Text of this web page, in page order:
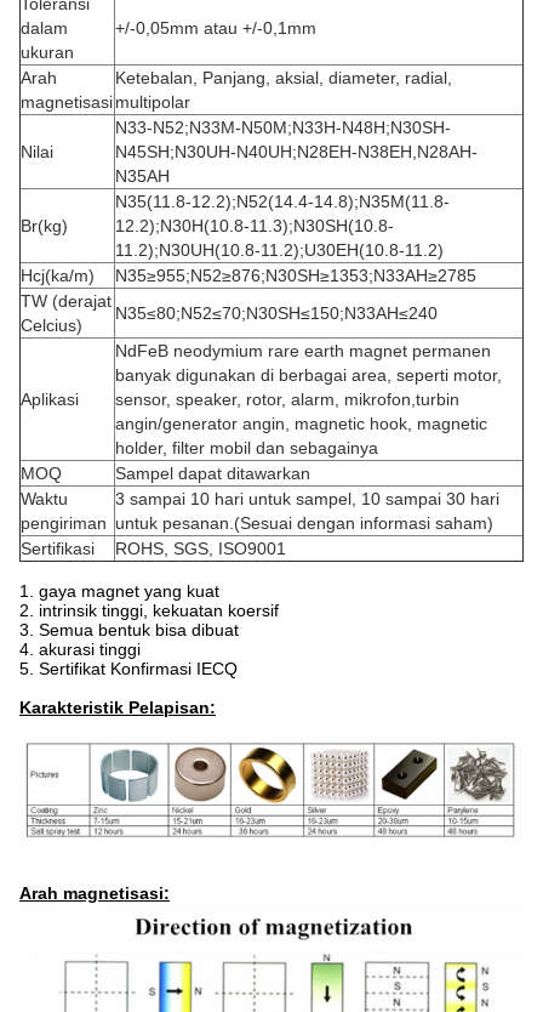
dalam
ukuran
+/-0,05mm atau +/-0,1mm
Arah
magnetisasi
Ketebalan, Panjang, aksial, diameter, radial,
multipolar
Nilai
N33-N52;N33M-N50M;N33H-N48H;N30SH-
N45SH;N30UH-N40UH;N28EH-N38EH,N28AH-
N35AH
Br(kg)
N35(11.8-12.2);N52(14.4-14.8);N35M(11.8-
12.2);N30H(10.8-11.3);N30SH(10.8-
11.2);N30UH(10.8-11.2);U30EH(10.8-11.2)
Hcj(ka/m)
N35≥955;N52≥876;N30SH≥1353;N33AH≥2785
TW (derajat
Celcius)
N35≤80;N52≤70;N30SH≤150;N33AH≤240
Aplikasi
NdFeB neodymium rare earth magnet permanen
banyak digunakan di berbagai area, seperti motor,
sensor, speaker, rotor, alarm, mikrofon, turbin
angin/generator angin, magnetic hook, magnetic
holder, filter mobil dan sebagainya
MOQ
Sampel dapat ditawarkan
Waktu
pengiriman
3 sampai 10 hari untuk sampel, 10 sampai 30 hari
untuk pesanan.(Sesuai dengan informasi saham)
Sertifikasi
ROHS, SGS, ISO9001
1. gaya magnet yang kuat
2. intrinsik tinggi, kekuatan koersif
3. Semua bentuk bisa dibuat
4. akurasi tinggi
5. Sertifikat Konfirmasi IECQ
Karakteristik Pelapisan:
Arah magnetisasi: